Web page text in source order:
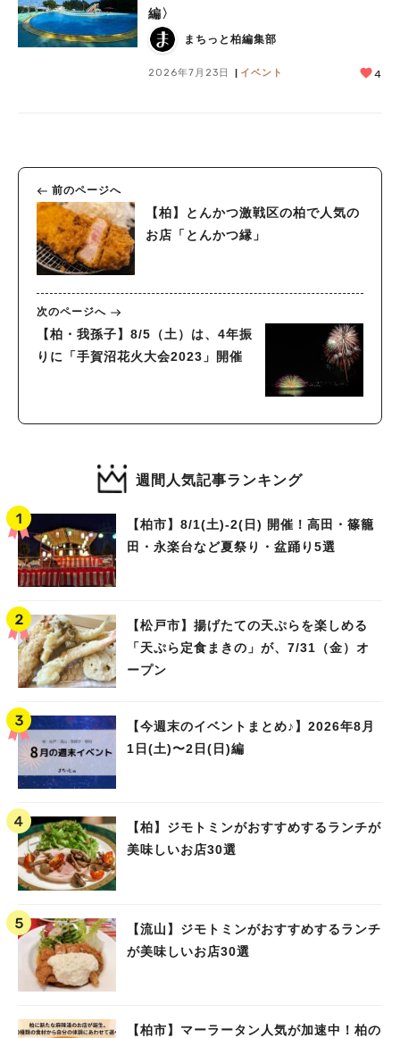
編〉
まちっと柏編集部
2026年7月23日 イベント 4
前のページへ
【柏】とんかつ激戦区の柏で人気の
お店「とんかつ縁」
次のページへ
【柏・我孫子】8/5（土）は、4年振
りに「手賀沼花火大会2023」開催
週間人気記事ランキング
【柏市】8/1(土)‐2(日) 開催！高田・篠籠
田・永楽台など夏祭り・盆踊り5選
【松戸市】揚げたての天ぷらを楽しめる
「天ぷら定食まきの」が、7/31（金）オ
ープン
【今週末のイベントまとめ♪】2026年8月
1日(土)〜2日(日)編
【柏】ジモトミンがおすすめするランチが
美味しいお店30選
【流山】ジモトミンがおすすめするランチ
が美味しいお店30選
【柏市】マーラータン人気が加速中！柏の